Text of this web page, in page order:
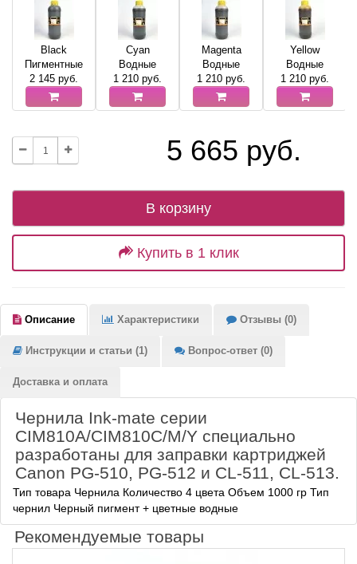
Black
Пигментные
2 145 руб.
Cyan
Водные
1 210 руб.
Magenta
Водные
1 210 руб.
Yellow
Водные
1 210 руб.
5 665 руб.
В корзину
Купить в 1 клик
Описание Характеристики Отзывы (0)
Инструкции и статьи (1) Вопрос-ответ (0)
Доставка и оплата
Чернила Ink-mate серии
CIM810A/CIM810C/M/Y специально
разработаны для заправки картриджей
Canon PG-510, PG-512 и CL-511, CL-513.
Тип товара Чернила Количество 4 цвета Объем 1000 гр Тип
чернил Черный пигмент + цветные водные
Рекомендуемые товары